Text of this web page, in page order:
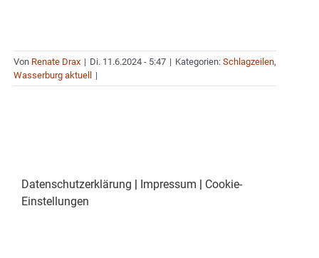
Von Renate Drax | Di. 11.6.2024 - 5:47 | Kategorien: Schlagzeilen,
Wasserburg aktuell
|
Datenschutzerklärung | Impressum | Cookie-
Einstellungen